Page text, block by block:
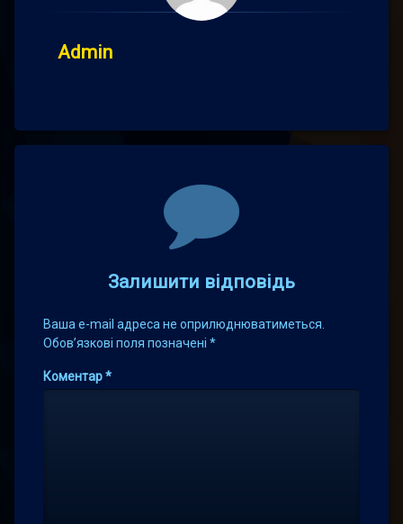
Admin
Залишити відповідь
Ваша e-mail адреса не оприлюднюватиметься.
Обов’язкові поля позначені *
Коментар*